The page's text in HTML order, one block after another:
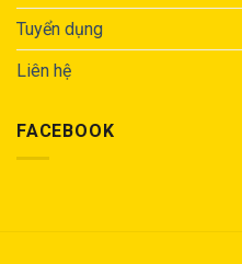
Tuyển dụng
Liên hệ
FACEBOOK